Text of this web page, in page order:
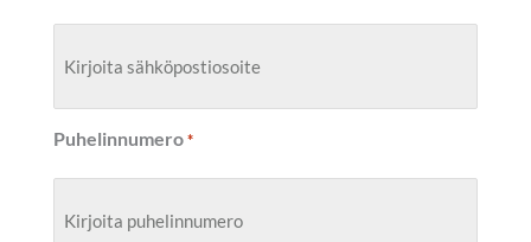
Puhelinnumero *